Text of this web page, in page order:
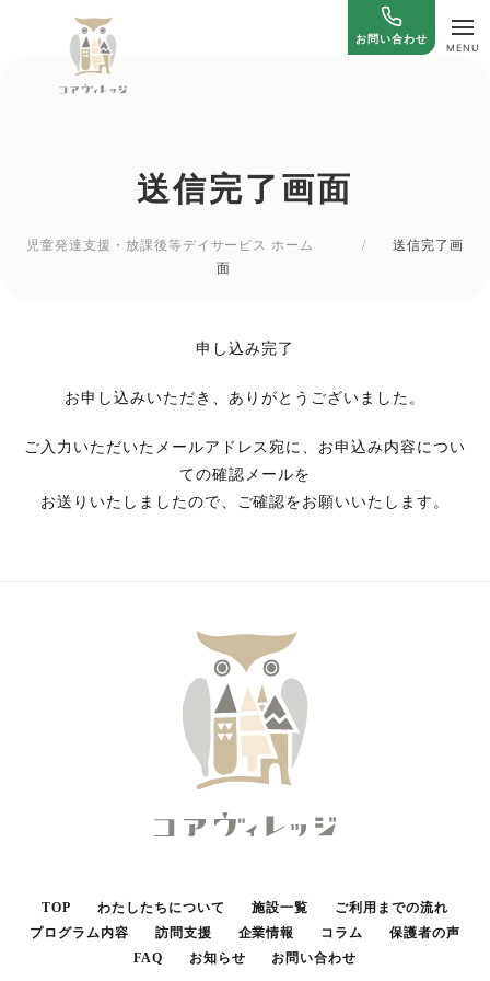
お問い合わせ
送信完了画面
児童発達支援・放課後等デイサービス ホーム /
送信完了画
面
申し込み完了
お申し込みいただき、ありがとうございました。
ご入力いただいたメールアドレス宛に、お申込み内容につい
ての確認メールを
お送りいたしましたので、ご確認をお願いいたします。
TOP わたしたちについて 施設一覧
ご利用までの流れ
プログラム内容
訪問支援 企業情報 コラム
保護者の声
FAQ
お知らせ お問い合わせ